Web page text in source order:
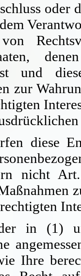
oder
und diese
zur
diese
nicht
in (1)
Ihre